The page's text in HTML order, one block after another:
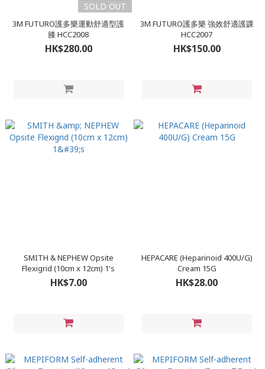
SOLD OUT
3M FUTURO護多樂運動舒適型護
膝 HCC2008
HK$280.00
3M FUTURO護多樂 強效舒適護踝
HCC2007
HK$150.00
SMITH & NEPHEW Opsite
Flexigrid (10cm x 12cm) 1's
HK$7.00
HEPACARE (Heparinoid 400U/G)
Cream 15G
HK$28.00